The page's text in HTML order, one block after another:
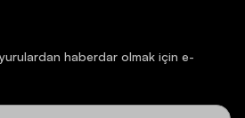
haberdar olmak için e-